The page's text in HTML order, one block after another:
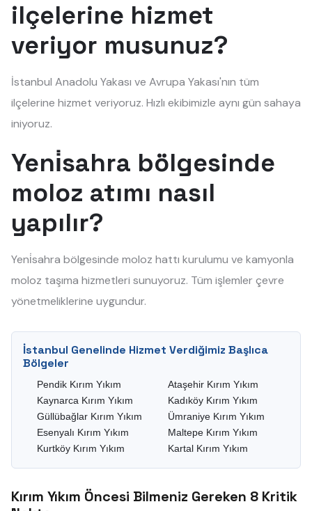
ilçelerine hizmet
veriyor musunuz?
İstanbul Anadolu Yakası ve Avrupa Yakası'nın tüm
ilçelerine hizmet veriyoruz. Hızlı ekibimizle aynı gün sahaya
iniyoruz.
Yeni̇sahra bölgesinde
moloz atımı nasıl
yapılır?
Yeni̇sahra bölgesinde moloz hattı kurulumu ve kamyonla
moloz taşıma hizmetleri sunuyoruz. Tüm işlemler çevre
yönetmeliklerine uygundur.
İstanbul Genelinde Hizmet Verdiğimiz Başlıca
Bölgeler
Pendik Kırım Yıkım
Kaynarca Kırım Yıkım
Güllübağlar Kırım Yıkım
Esenyalı Kırım Yıkım
Kurtköy Kırım Yıkım
Ataşehir Kırım Yıkım
Kadıköy Kırım Yıkım
Ümraniye Kırım Yıkım
Maltepe Kırım Yıkım
Kartal Kırım Yıkım
Kırım Yıkım Öncesi Bilmeniz Gereken 8 Kritik